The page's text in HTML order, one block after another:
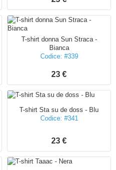
T-shirt donna Sun Straca -
Bianca
Codice: #339
23 €
T-shirt Sta su de doss - Blu
Codice: #341
23 €